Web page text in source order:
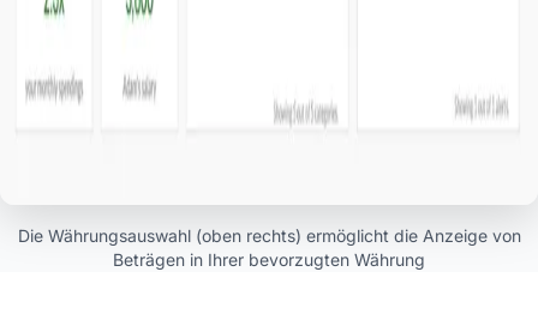
Die Währungsauswahl (oben rechts) ermöglicht die Anzeige von
Beträgen in Ihrer bevorzugten Währung